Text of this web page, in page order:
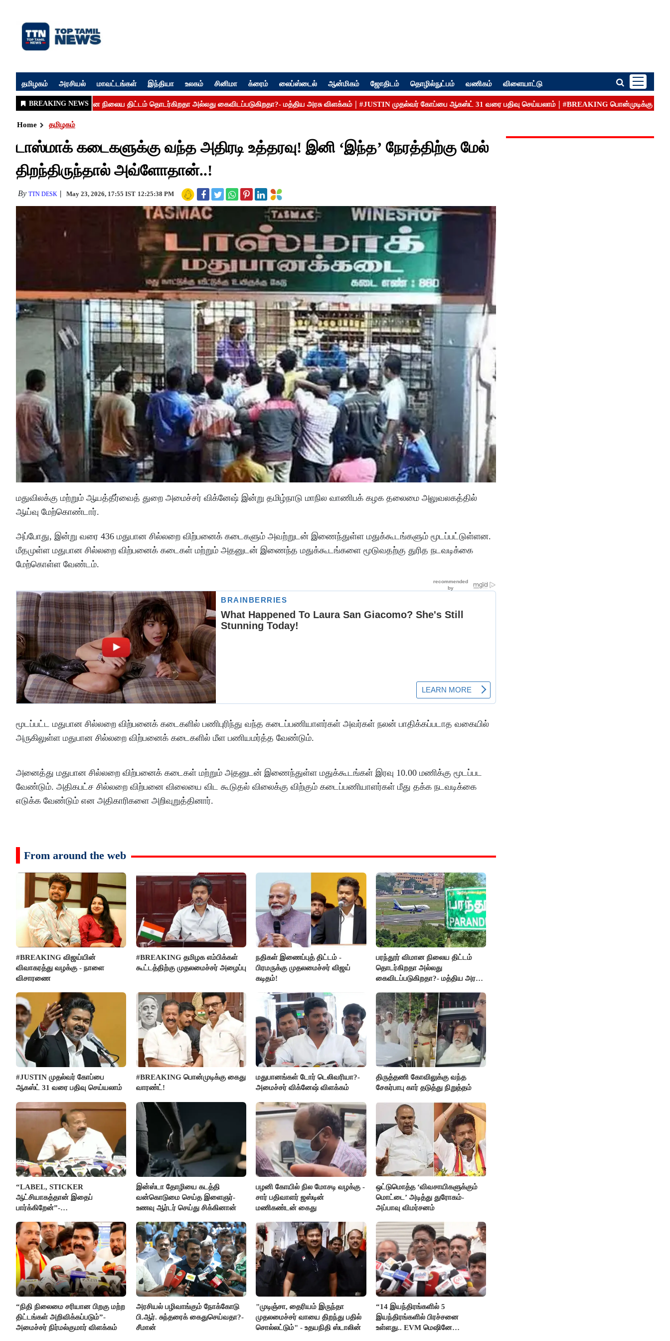
தமிழகம் அரசியல் மாவட்டங்கள் இந்தியா உலகம் சினிமா க்ரைம் லைப்ஸ்டைல் ஆன்மிகம் ஜோதிடம் தொழில்நுட்பம் வணிகம் விளையாட்டு
Home தமிழகம்
டாஸ்மாக் கடைகளுக்கு வந்த அதிரடி உத்தரவு! இனி ‘இந்த’ நேரத்திற்கு மேல்
திறந்திருந்தால் அவ்ளோதான்..!
By TTN DESK May 23, 2026, 17:55 IST 12:25:38 PM
மதுவிலக்கு மற்றும் ஆயத்தீர்வைத் துறை அமைச்சர் விக்னேஷ் இன்று தமிழ்நாடு மாநில வாணிபக் கழக தலைமை அலுவலகத்தில்
ஆய்வு மேற்கொண்டார்.
அப்போது, இன்று வரை 436 மதுபான சில்லறை விற்பனைக் கடைகளும் அவற்றுடன் இணைந்துள்ள மதுக்கூடங்களும் மூடப்பட்டுள்ளன.
மீதமுள்ள மதுபான சில்லறை விற்பனைக் கடைகள் மற்றும் அதனுடன் இணைந்த மதுக்கூடங்களை மூடுவதற்கு துரித நடவடிக்கை
மேற்கொள்ள வேண்டம்.
மூடப்பட்ட மதுபான சில்லறை விற்பனைக் கடைகளில் பணிபுரிந்து வந்த கடைப்பணியாளர்கள் அவர்கள் நலன் பாதிக்கப்படாத வகையில்
அருகிலுள்ள மதுபான சில்லறை விற்பனைக் கடைகளில் மீள பணியமர்த்த வேண்டும்.
அனைத்து மதுபான சில்லறை விற்பனைக் கடைகள் மற்றும் அதனுடன் இணைந்துள்ள மதுக்கூடங்கள் இரவு 10.00 மணிக்கு மூடப்பட
வேண்டும். அதிகபட்ச சில்லறை விற்பனை விலையை விட கூடுதல் விலைக்கு விற்கும் கடைப்பணியாளர்கள் மீது தக்க நடவடிக்கை
எடுக்க வேண்டும் என அதிகாரிகளை அறிவுறுத்தினார்.
From around the web
#BREAKING விஜய்யின்
விவாகரத்து வழக்கு - நாளை
விசாரணை
#BREAKING தமிழக எம்பிக்கள்
கூட்டத்திற்கு முதலமைச்சர் அழைப்பு
நதிகள் இணைப்புத் திட்டம் -
பிரமருக்கு முதலமைச்சர் விஜய்
கடிதம்!
பரந்தூர் விமான நிலைய திட்டம்
தொடர்கிறதா அல்லது
கைவிடப்படுகிறதா?- மத்திய அரசு
#JUSTIN முதல்வர் கோப்பை
ஆகஸ்ட் 31 வரை பதிவு செய்யலாம்
#BREAKING பொன்முடிக்கு கைது
வாரண்ட்!
மதுபானங்கள் டோர் டெலிவரியா?-
அமைச்சர் விக்னேஷ் விளக்கம்
திருத்தணி கோவிலுக்கு வந்த
சேகர்பாபு கார் தடுத்து நிறுத்தம்
“LABEL, STICKER
ஆட்சியாகத்தான் இதைப்
பார்க்கிறேன்”-
இன்ஸ்டா தோழியை கடத்தி
வன்கொடுமை செய்த இளைஞர்-
உணவு ஆர்டர் செய்து சிக்கினான்
பழனி கோயில் நில மோசடி வழக்கு -
சார் பதிவாளர் ஜஸ்டின்
மணிகண்டன் கைது
ஒட்டுமொத்த ‘விவசாயிகளுக்கும்
மொட்டை’ அடித்து துரோகம்-
அப்பாவு விமர்சனம்
“நிதி நிலைமை சரியான பிறகு மற்ற
திட்டங்கள் அறிவிக்கப்படும்”-
அமைச்சர் நிர்மல்குமார் விளக்கம்
அரசியல் பழிவாங்கும் நோக்கோடு
பி.ஆர். சுந்தரைக் கைதுசெய்வதா?-
சீமான்
"முடிஞ்சா, தைரியம் இருந்தா
முதலமைச்சர் வாயை திறந்து பதில்
சொல்லட்டும்" - உதயநிதி ஸ்டாலின்
“14 இயந்திரங்களில் 5
இயந்திரங்களில் பிரச்சனை
உள்ளது.. EVM மெஷினே